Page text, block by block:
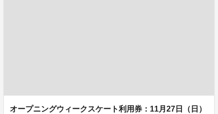
オープニングウィークスケート利用券：11月27日（日）